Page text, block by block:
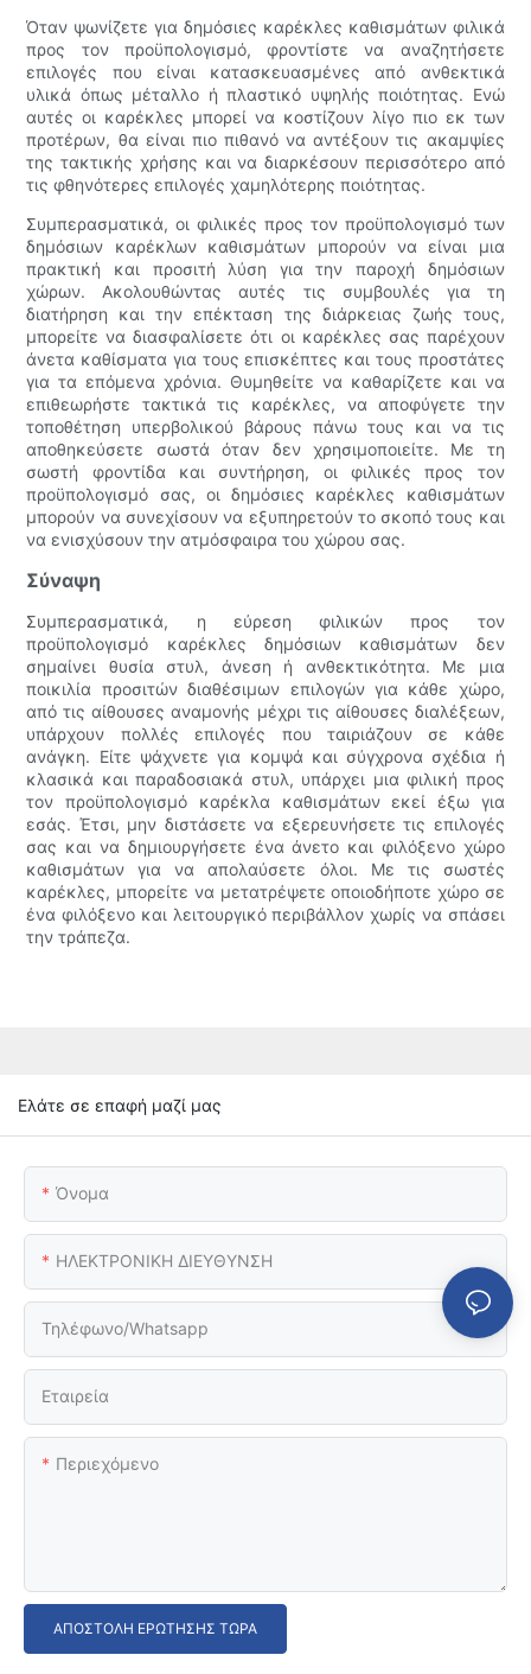
Όταν ψωνίζετε για δημόσιες καρέκλες καθισμάτων φιλικά
προς τον προϋπολογισμό, φροντίστε να αναζητήσετε
επιλογές που είναι κατασκευασμένες από ανθεκτικά
υλικά όπως μέταλλο ή πλαστικό υψηλής ποιότητας. Ενώ
αυτές οι καρέκλες μπορεί να κοστίζουν λίγο πιο εκ των
προτέρων, θα είναι πιο πιθανό να αντέξουν τις ακαμψίες
της τακτικής χρήσης και να διαρκέσουν περισσότερο από
τις φθηνότερες επιλογές χαμηλότερης ποιότητας.
Συμπερασματικά, οι φιλικές προς τον προϋπολογισμό των
δημόσιων καρέκλων καθισμάτων μπορούν να είναι μια
πρακτική και προσιτή λύση για την παροχή δημόσιων
χώρων. Ακολουθώντας αυτές τις συμβουλές για τη
διατήρηση και την επέκταση της διάρκειας ζωής τους,
μπορείτε να διασφαλίσετε ότι οι καρέκλες σας παρέχουν
άνετα καθίσματα για τους επισκέπτες και τους προστάτες
για τα επόμενα χρόνια. Θυμηθείτε να καθαρίζετε και να
επιθεωρήστε τακτικά τις καρέκλες, να αποφύγετε την
τοποθέτηση υπερβολικού βάρους πάνω τους και να τις
αποθηκεύσετε σωστά όταν δεν χρησιμοποιείτε. Με τη
σωστή φροντίδα και συντήρηση, οι φιλικές προς τον
προϋπολογισμό σας, οι δημόσιες καρέκλες καθισμάτων
μπορούν να συνεχίσουν να εξυπηρετούν το σκοπό τους και
να ενισχύσουν την ατμόσφαιρα του χώρου σας.
Σύναψη
Συμπερασματικά, η εύρεση φιλικών προς τον
προϋπολογισμό καρέκλες δημόσιων καθισμάτων δεν
σημαίνει θυσία στυλ, άνεση ή ανθεκτικότητα. Με μια
ποικιλία προσιτών διαθέσιμων επιλογών για κάθε χώρο,
από τις αίθουσες αναμονής μέχρι τις αίθουσες διαλέξεων,
υπάρχουν πολλές επιλογές που ταιριάζουν σε κάθε
ανάγκη. Είτε ψάχνετε για κομψά και σύγχρονα σχέδια ή
κλασικά και παραδοσιακά στυλ, υπάρχει μια φιλική προς
τον προϋπολογισμό καρέκλα καθισμάτων εκεί έξω για
εσάς. Έτσι, μην διστάσετε να εξερευνήσετε τις επιλογές
σας και να δημιουργήσετε ένα άνετο και φιλόξενο χώρο
καθισμάτων για να απολαύσετε όλοι. Με τις σωστές
καρέκλες, μπορείτε να μετατρέψετε οποιοδήποτε χώρο σε
ένα φιλόξενο και λειτουργικό περιβάλλον χωρίς να σπάσει
την τράπεζα.
Ελάτε σε επαφή μαζί μας
Όνομα
ΗΛΕΚΤΡΟΝΙΚΗ ΔΙΕΥΘΥΝΣΗ
Τηλέφωνο/Whatsapp
Εταιρεία
Περιεχόμενο
ΑΠΟΣΤΟΛΉ ΕΡΏΤΗΣΗΣ ΤΏΡΑ